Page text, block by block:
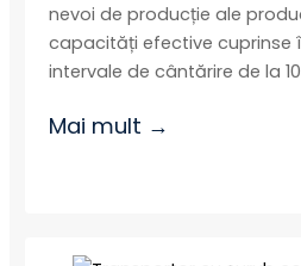
nevoi de producție ale
capacități efective cuprinse
intervale de cântărire de la
Mai mult →